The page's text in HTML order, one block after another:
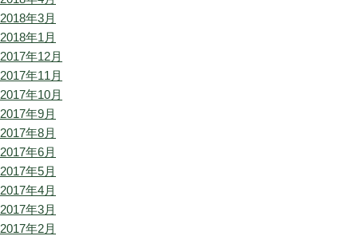
2018年3月
2018年1月
2017年12月
2017年11月
2017年10月
2017年9月
2017年8月
2017年6月
2017年5月
2017年4月
2017年3月
2017年2月